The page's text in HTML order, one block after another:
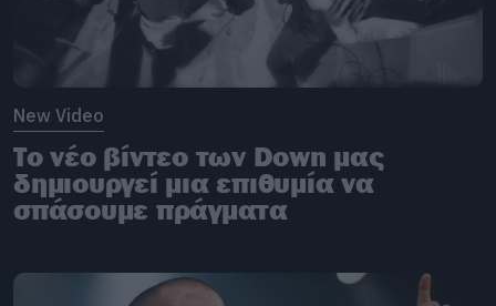
New Video
Το νέο βίντεο των Down μας
δημιουργεί μια επιθυμία να
σπάσουμε πράγματα